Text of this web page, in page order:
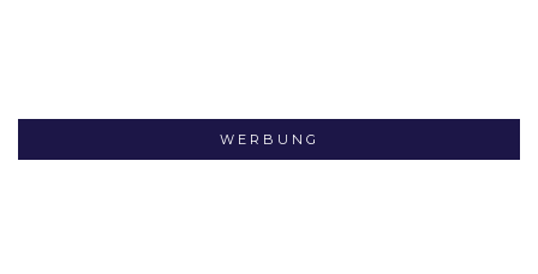
WERBUNG